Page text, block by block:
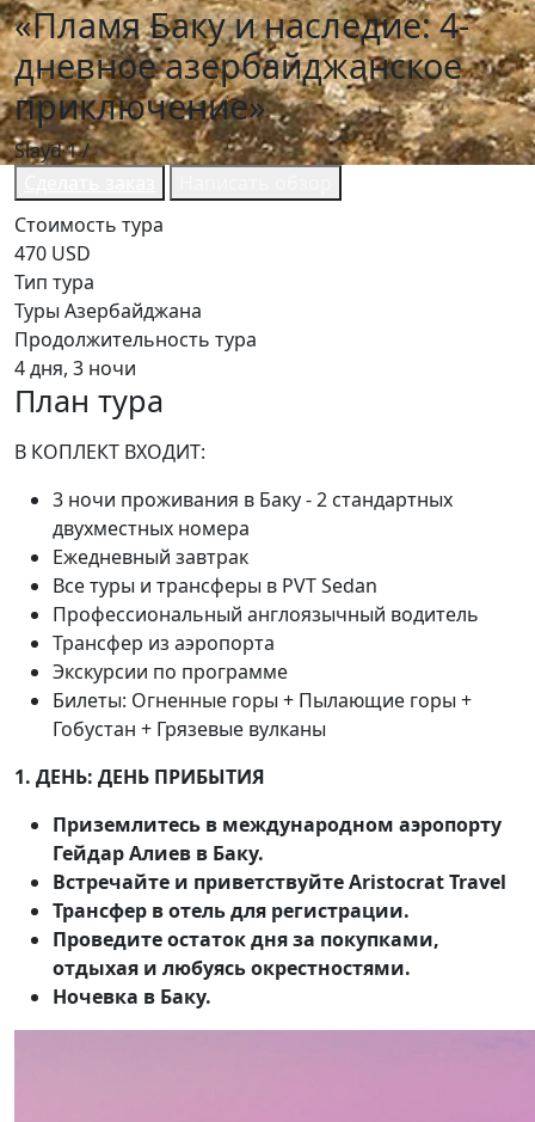
«Пламя Баку и наследие: 4-
дневное азербайджанское
приключение»
Slayd1/
Стоимость тура
470 USD
Тип тура
Туры Азербайджана
Продолжительность тура
4 дня, 3 ночи
План тура
В КОПЛЕКТ ВХОДИТ:
3 ночи проживания в Баку - 2 стандартных
двухместных номера
Ежедневный завтрак
Все туры и трансферы в PVT Sedan
Профессиональный англоязычный водитель
Трансфер из аэропорта
Экскурсии по программе
Билеты: Огненные горы + Пылающие горы +
Гобустан + Грязевые вулканы
1. ДЕНЬ: ДЕНЬ ПРИБЫТИЯ
Приземлитесь в международном аэропорту
Гейдар Алиев в Баку.
Встречайте и приветствуйте Aristocrat Travel
Трансфер в отель для регистрации.
Проведите остаток дня за покупками,
отдыхая и любуясь окрестностями.
Ночевка в Баку.